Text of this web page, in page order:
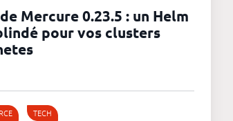
Mercure 0.23.5 : un Helm
pour vos clusters
TECH